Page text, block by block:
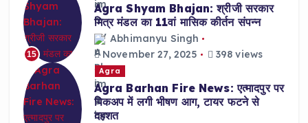
15
Agra Shyam Bhajan: श्रीजी सरकार
मित्र मंडल का 11वां मासिक कीर्तन संपन्न
Abhimanyu Singh
November 27, 2025
398 views
Agra
Agra Barhan Fire News: एत्मादपुर पर
पिकअप में लगी भीषण आग, टायर फटने से
दहशत